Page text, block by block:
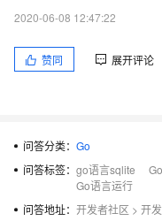
2020-06-08 12:47:22
赞同 展开评论
问答分类： Go
问答标签： go语言sqlite
Go语言运行
问答地址： 开发者社区 > 开